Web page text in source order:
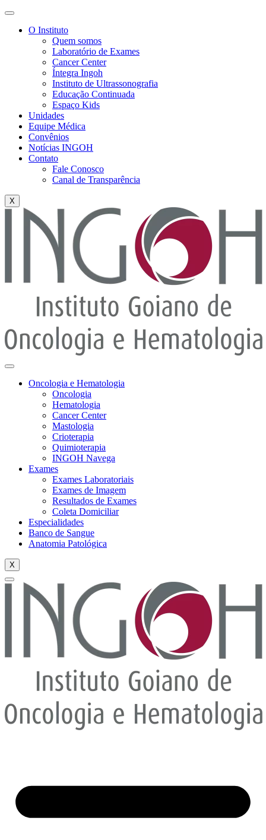
O Instituto
Quem somos
Laboratório de Exames
Cancer Center
Íntegra Ingoh
Instituto de Ultrassonografia
Educação Continuada
Espaço Kids
Unidades
Equipe Médica
Convênios
Notícias INGOH
Contato
Fale Conosco
Canal de Transparência
X
Oncologia e Hematologia
Oncologia
Hematologia
Cancer Center
Mastologia
Crioterapia
Quimioterapia
INGOH Navega
Exames
Exames Laboratoriais
Exames de Imagem
Resultados de Exames
Coleta Domiciliar
Especialidades
Banco de Sangue
Anatomia Patológica
X